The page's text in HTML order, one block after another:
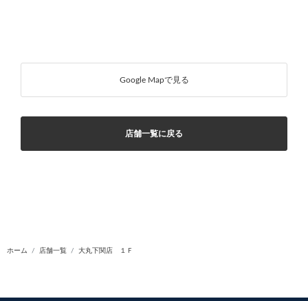
Google Mapで見る
店舗一覧に戻る
ホーム 店舗一覧 大丸下関店 １Ｆ